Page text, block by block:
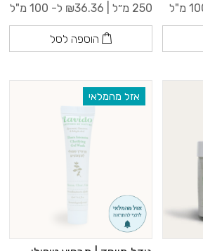
250 מ״ל | ₪36.36 ל- 100 מ"ל
הוספה לסל
אזל מהמלאי